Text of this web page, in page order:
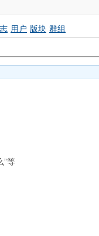
用户 版块 群组
”等